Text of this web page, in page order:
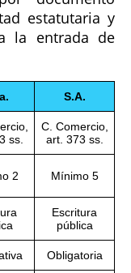
estatutaria y
la entrada de
S.A.
ss.
C. Comercio,
art. 373 ss.
2 Mínimo 5
Escritura
pública
Obligatoria